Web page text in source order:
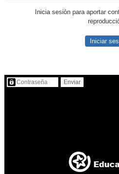
Inicia sesión para aportar
Iniciar
Contenido protegido…